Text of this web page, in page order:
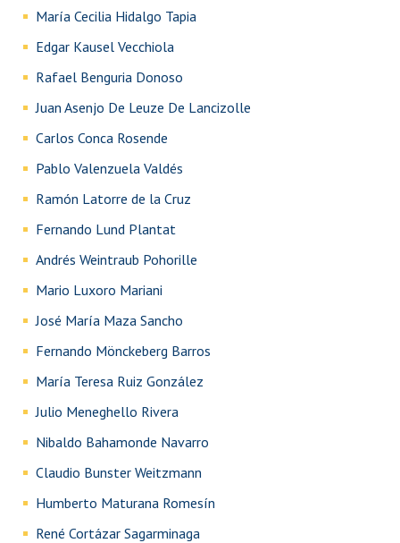
María Cecilia Hidalgo Tapia
Edgar Kausel Vecchiola
Rafael Benguria Donoso
Juan Asenjo De Leuze De Lancizolle
Carlos Conca Rosende
Pablo Valenzuela Valdés
Ramón Latorre de la Cruz
Fernando Lund Plantat
Andrés Weintraub Pohorille
Mario Luxoro Mariani
José María Maza Sancho
Fernando Mönckeberg Barros
María Teresa Ruiz González
Julio Meneghello Rivera
Nibaldo Bahamonde Navarro
Claudio Bunster Weitzmann
Humberto Maturana Romesín
René Cortázar Sagarminaga